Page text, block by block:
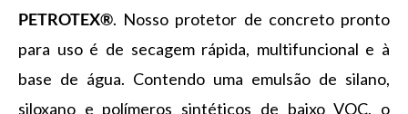
PETROTEX®. Nosso protetor de concreto pronto
para uso é de secagem rápida, multifuncional e à
base de água. Contendo uma emulsão de silano,
siloxano e polímeros sintéticos de baixo VOC, o